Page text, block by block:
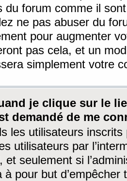
du forum comme il
ne pas abuser du
pour augmenter
pas cela, et un
simplement votre
je clique sur le
demandé de me
les utilisateurs
utilisateurs par
et seulement si
à pour but